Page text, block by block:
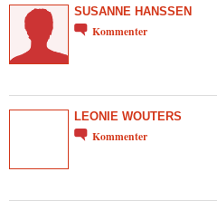
SUSANNE HANSSEN
Kommenter
LEONIE WOUTERS
Kommenter